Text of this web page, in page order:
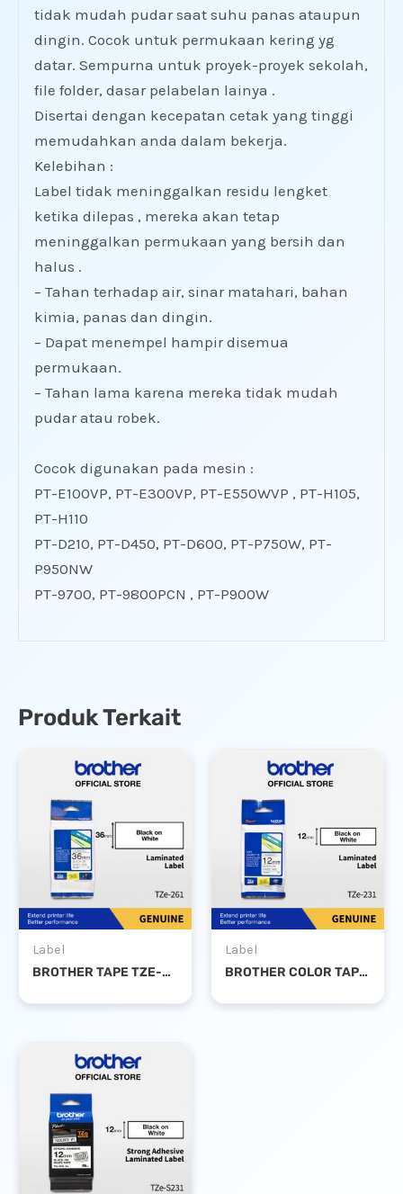
tidak mudah pudar saat suhu panas ataupun
dingin. Cocok untuk permukaan kering yg
datar. Sempurna untuk proyek-proyek sekolah,
file folder, dasar pelabelan lainya .
Disertai dengan kecepatan cetak yang tinggi
memudahkan anda dalam bekerja.
Kelebihan :
Label tidak meninggalkan residu lengket
ketika dilepas , mereka akan tetap
meninggalkan permukaan yang bersih dan
halus .
– Tahan terhadap air, sinar matahari, bahan
kimia, panas dan dingin.
– Dapat menempel hampir disemua
permukaan.
– Tahan lama karena mereka tidak mudah
pudar atau robek.
Cocok digunakan pada mesin :
PT-E100VP, PT-E300VP, PT-E550WVP , PT-H105,
PT-H110
PT-D210, PT-D450, PT-D600, PT-P750W, PT-
P950NW
PT-9700, PT-9800PCN , PT-P900W
Produk Terkait
Label
BROTHER TAPE TZE-261 36MM BLACK ON WHITE
Label
BROTHER COLOR TAPE TZE-231 12MM LAMINATED BLACK ON WHITE